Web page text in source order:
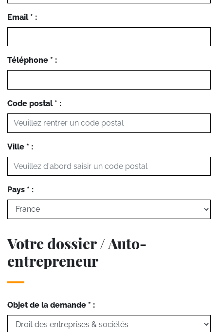
Email * :
Téléphone * :
Code postal * :
Ville * :
Pays * :
Votre dossier / Auto-
entrepreneur
Objet de la demande * :